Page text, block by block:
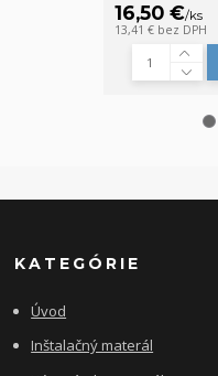
16,50 €/ks
13,41 € bez DPH
KATEGÓRIE
Úvod
Inštalačný materál